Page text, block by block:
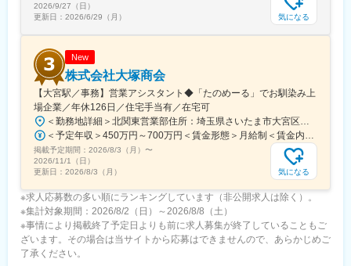
2026/9/27（日）
更新日： 2026/6/29（月） 気になる
New
株式会社大塚商会
【大宮駅／事務】営業アシスタント◆「たのめーる」でお馴染み上
場企業／年休126日／住宅手当有／在宅可
＜勤務地詳細＞北関東営業部住所：埼玉県さいたま市大宮区桜木町1-195-1 大宮ソラミチKOZ 12階受動喫煙対策：屋内全面禁煙変更の範囲：会社の定める事業所（リモートワーク含む）
＜予定年収＞450万円～700万円＜賃金形態＞月給制＜賃金内訳＞月額（基本給）：274,000円～400,000円＜月給＞274,000円～400,000円＜昇給有無＞有＜残業手当＞有＜給与補足＞※経験・スキルを考慮のうえ、当社規定にて決定■昇給：年1回■賞与：年2回（7月・12月）賃金はあくまでも目安の金額であり、選考を通じて上下する可能性があります。月給(月額)は固定手当を含めた表記です。
掲載予定期間： 2026/8/3（月） 〜
2026/11/1（日）
更新日： 2026/8/3（月） 気になる
※求人応募数の多い順にランキングしています（非公開求人は除く）。
※集計対象期間：2026/8/2（日）～2026/8/8（土）
※事情により掲載終了予定日よりも前に求人募集が終了していることもご
ざいます。その場合は当サイトから応募はできませんので、あらかじめご
了承ください。